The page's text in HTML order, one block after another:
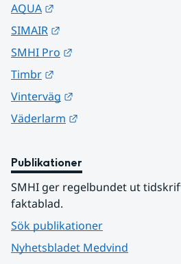
AQUA
SIMAIR
SMHI Pro
Timbr
Vinterväg
Väderlarm
Publikationer
SMHI ger regelbundet ut
faktablad.
Sök publikationer
Nyhetsbladet Medvind